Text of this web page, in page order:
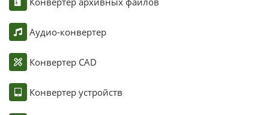
Аудио-конвертер
Конвертер CAD
Конвертер устройств